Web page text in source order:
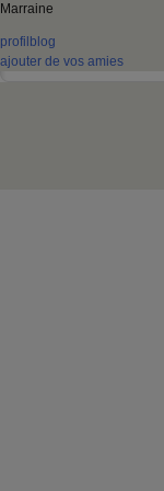
Marraine
profil blog
ajouter de vos amies